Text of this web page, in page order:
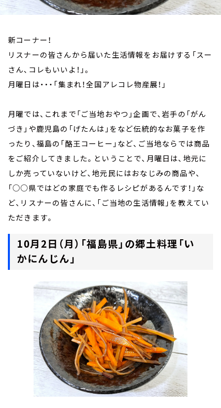
新コーナー！
リスナーの皆さんから届いた生活情報をお届けする「スー
さん、コレもいいよ！」。
月曜日は・・・「集まれ！全国アレコレ物産展！」
月曜では、これまで「ご当地おやつ」企画で、岩手の「がん
づき」や鹿児島の「げたんは」をなど伝統的なお菓子を作
ったり、福島の「酪王コーヒー」など、ご当地ならでは商品
をご紹介してきました。ということで、月曜日は、地元に
しか売っていないけど、地元民にはおなじみの商品や、
「○○県ではどの家庭でも作るレシピがあるんです！」な
ど、リスナーの皆さんに、「ご当地の生活情報」を教えてい
ただきます。
10月2日（月）「福島県」の郷土料理 「い
かにんじん」